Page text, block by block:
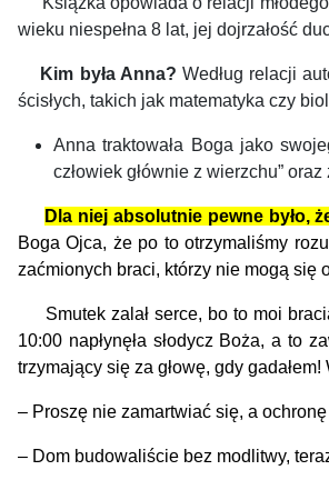
wieku niespełna 8 lat, jej dojrzałość
Kim była Anna? Według relacji
ścisłych, takich jak matematyka czy
Anna traktowała Boga jako
człowiek głównie z wierzchu”
Dla niej absolutnie pewne było,
Boga Ojca, że po to otrzymaliśmy
zaćmionych braci, którzy nie mogą się
Smutek zalał serce, bo to moi
10:00 napłynęła słodycz Boża, a to
trzymający się za głowę, gdy
– Proszę nie zamartwiać się, a
– Dom budowaliście bez modlitwy,